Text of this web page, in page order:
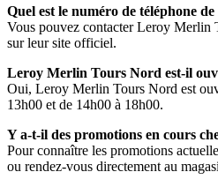
Quel est le numéro de téléphone
Vous pouvez contacter Leroy Merlin
sur leur site officiel.
Leroy Merlin Tours Nord est-il
Oui, Leroy Merlin Tours Nord est
13h00 et de 14h00 à 18h00.
Y a-t-il des promotions en cours
Pour connaître les promotions
ou rendez-vous directement au